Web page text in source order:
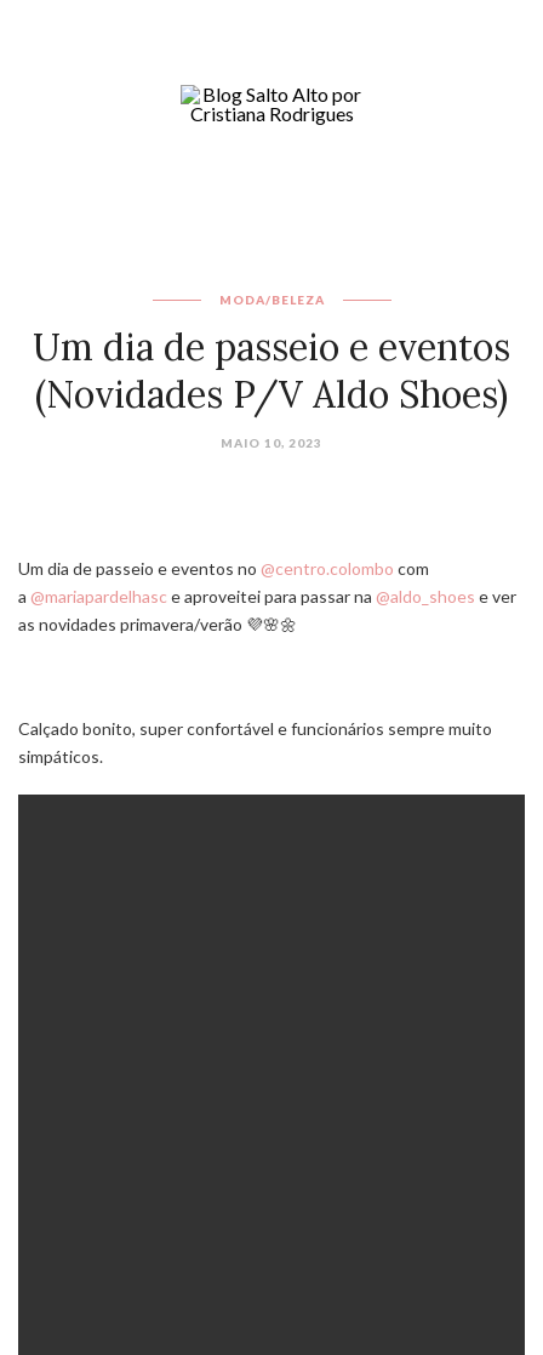
MODA/BELEZA
Um dia de passeio e eventos
(Novidades P/V Aldo Shoes)
MAIO 10, 2023
Um dia de passeio e eventos no @centro.colombo com
a @mariapardelhasc e aproveitei para passar na @aldo_shoes e ver
as novidades primavera/verão 💜🌸🌼
Calçado bonito, super confortável e funcionários sempre muito
simpáticos.